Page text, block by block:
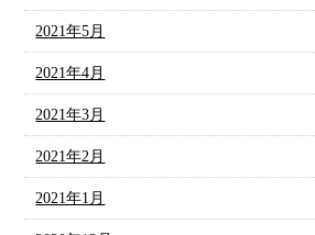
2021年5月
2021年4月
2021年3月
2021年2月
2021年1月